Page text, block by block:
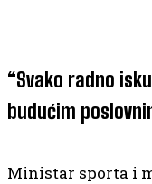
“Svako radno
budućim
Ministar sporta i